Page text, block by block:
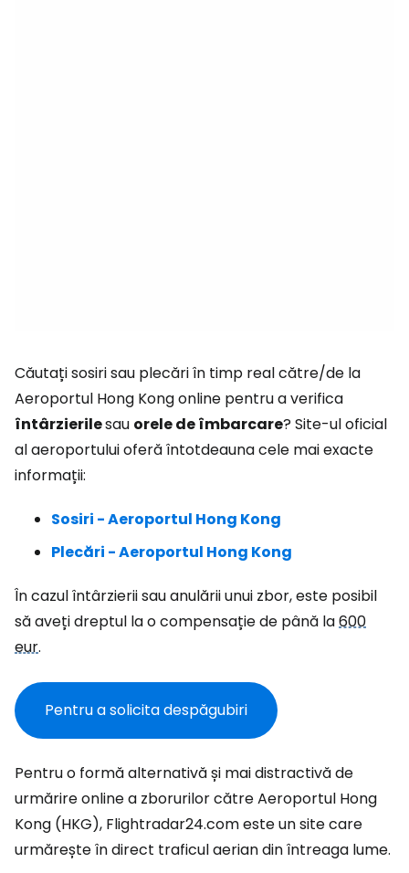
Căutați sosiri sau plecări în timp real către/de la
Aeroportul Hong Kong online pentru a verifica
întârzierilesau orele de îmbarcare? Site-ul oficial
al aeroportului oferă întotdeauna cele mai exacte
informații:
Sosiri - Aeroportul Hong Kong
Plecări - Aeroportul Hong Kong
În cazul întârzierii sau anulării unui zbor, este posibil
să aveți dreptul la o compensație de până la600
eur.
Pentru a solicita despăgubiri
Pentru o formă alternativă și mai distractivă de
urmărire online a zborurilor către Aeroportul Hong
Kong (HKG), Flightradar24.com este un site care
urmărește în direct traficul aerian din întreaga lume.